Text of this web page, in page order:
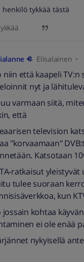
henkilö tykkää tästä
Elisalainen
niin että kaapeli
nyt ja
varmaan siitä,
että
television
"korvaamaan"
Katsotaan
ratkaisut
tulee suoraan
kun
jossain kohtaa
ei ole enää
nykyisellä